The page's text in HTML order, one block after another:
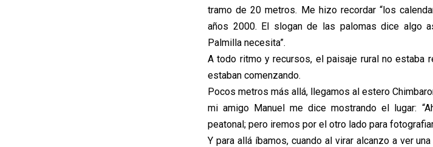
tramo de 20 metros. Me hizo recordar “los
años 2000. El slogan de las palomas dice algo
Palmilla necesita”.
A todo ritmo y recursos, el paisaje rural no estaba
estaban comenzando.
Pocos metros más allá, llegamos al estero
mi amigo Manuel me dice mostrando el lugar:
peatonal; pero iremos por el otro lado para
Y para allá íbamos, cuando al virar alcanzo a ver